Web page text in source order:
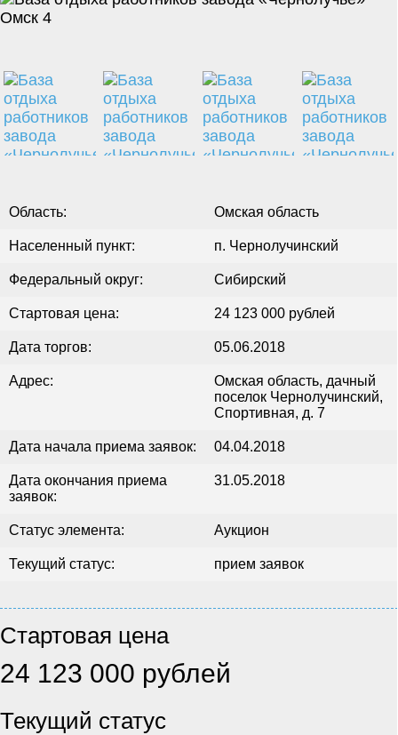
Область: Омская область
Населенный пункт: п. Чернолучинский
Федеральный округ: Сибирский
Стартовая цена: 24 123 000 рублей
Дата торгов: 05.06.2018
Адрес:
Омская область, дачный
поселок Чернолучинский,
Спортивная, д. 7
Дата начала приема заявок: 04.04.2018
Дата окончания приема
заявок:
31.05.2018
Статус элемента: Аукцион
Текущий статус: прием заявок
Стартовая цена
24 123 000 рублей
Текущий статус